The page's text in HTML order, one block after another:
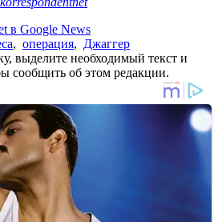
в Google News
, операция, Джаггер
выделите необходимый текст и
сообщить об этом редакции.